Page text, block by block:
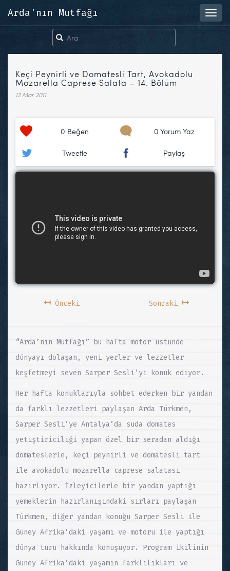
Arda'nın Mutfağı
Keçi Peynirli ve Domatesli Tart, Avokadolu
Mozarella Caprese Salata – 14. Bölüm
12 Mar 2011
0 Beğen 0 Yorum Yaz
Tweetle Paylaş
↤Önceki Sonraki ↦
“Arda’nın Mutfağı” bu hafta motor üstünde
dünyayı dolaşan, yeni yerler ve lezzetler
keşfetmeyi seven Sarper Sesli’yi konuk ediyor.
Her hafta konuklarıyla sohbet ederken bir yandan
da farklı lezzetleri paylaşan Arda Türkmen,
Sarper Sesli’ye Antalya’da suda domates
yetiştiriciliği yapan özel bir seradan aldığı
domateslerle, keçi peynirli ve domatesli tart
ile avokadolu mozarella caprese salatası
hazırlıyor. İzleyicilerle bir yandan yaptığı
yemeklerin hazırlanışındaki sırları paylaşan
Türkmen, diğer yandan konuğu Sarper Sesli ile
Güney Afrika’daki yaşamı ve motoru ile yaptığı
dünya turu hakkında konuşuyor. Program ikilinin
Güney Afrika’daki yaşamın farklılıkları ve